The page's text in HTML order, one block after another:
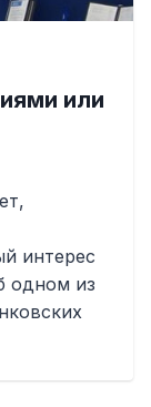
или
интерес
одном из